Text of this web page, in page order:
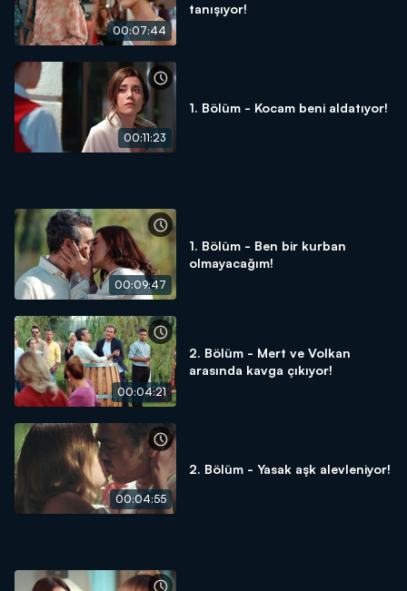
00:07:44
tanışıyor!
00:11:23
1. Bölüm - Kocam beni aldatıyor!
00:09:47
1. Bölüm - Ben bir kurban
olmayacağım!
00:04:21
2. Bölüm - Mert ve Volkan
arasında kavga çıkıyor!
00:04:55
2. Bölüm - Yasak aşk alevleniyor!